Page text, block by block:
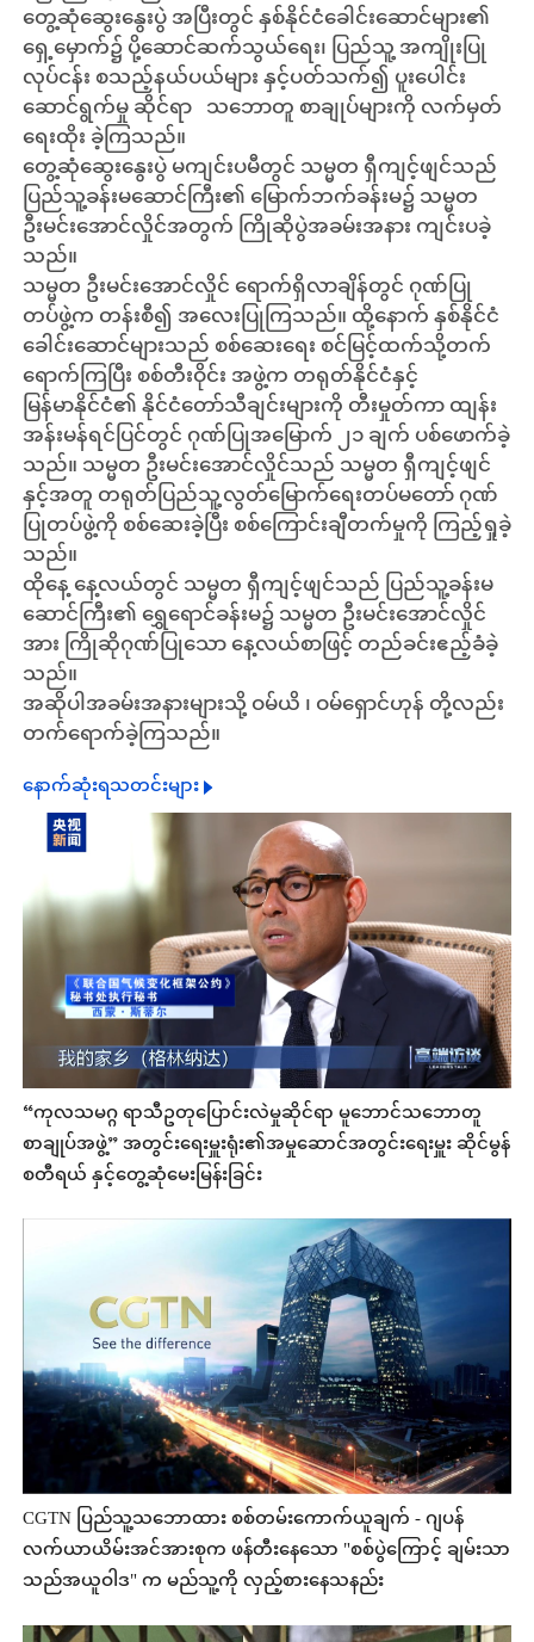
တွေ့ဆုံဆွေးနွေးပွဲ အပြီးတွင် နှစ်နိုင်ငံခေါင်းဆောင်များ၏
ရှေ့မှောက်၌ ပို့ဆောင်ဆက်သွယ်ရေး၊ ပြည်သူ့ အကျိုးပြု
လုပ်ငန်း စသည့်နယ်ပယ်များ နှင့်ပတ်သက်၍ ပူးပေါင်း
ဆောင်ရွက်မှု ဆိုင်ရာ သဘောတူ စာချုပ်များကို လက်မှတ်
ရေးထိုး ခဲ့ကြသည်။
တွေ့ဆုံဆွေးနွေးပွဲ မကျင်းပမီတွင် သမ္မတ ရှီကျင့်ဖျင်သည်
ပြည်သူ့ခန်းမဆောင်ကြီး၏ မြောက်ဘက်ခန်းမ၌ သမ္မတ
ဦးမင်းအောင်လှိုင်အတွက် ကြိုဆိုပွဲအခမ်းအနား ကျင်းပခဲ့
သည်။
သမ္မတ ဦးမင်းအောင်လှိုင် ရောက်ရှိလာချိန်တွင် ဂုဏ်ပြု
တပ်ဖွဲ့က တန်းစီ၍ အလေးပြုကြသည်။ ထို့နောက် နှစ်နိုင်ငံ
ခေါင်းဆောင်များသည် စစ်ဆေးရေး စင်မြင့်ထက်သို့တက်
ရောက်ကြပြီး စစ်တီးဝိုင်း အဖွဲ့က တရုတ်နိုင်ငံနှင့်
မြန်မာနိုင်ငံ၏ နိုင်ငံတော်သီချင်းများကို တီးမှုတ်ကာ ထျန်း
အန်းမန်ရင်ပြင်တွင် ဂုဏ်ပြုအမြောက် ၂၁ ချက် ပစ်ဖောက်ခဲ့
သည်။ သမ္မတ ဦးမင်းအောင်လှိုင်သည် သမ္မတ ရှီကျင့်ဖျင်
နှင့်အတူ တရုတ်ပြည်သူ့လွတ်မြောက်ရေးတပ်မတော် ဂုဏ်
ပြုတပ်ဖွဲ့ကို စစ်ဆေးခဲ့ပြီး စစ်ကြောင်းချီတက်မှုကို ကြည့်ရှုခဲ့
သည်။
ထိုနေ့ နေ့လယ်တွင် သမ္မတ ရှီကျင့်ဖျင်သည် ပြည်သူ့ခန်းမ
ဆောင်ကြီး၏ ရွှေရောင်ခန်းမ၌ သမ္မတ ဦးမင်းအောင်လှိုင်
အား ကြိုဆိုဂုဏ်ပြုသော နေ့လယ်စာဖြင့် တည်ခင်းဧည့်ခံခဲ့
သည်။
အဆိုပါအခမ်းအနားများသို့ ဝမ်ယိ ၊ ဝမ်ရှောင်ဟုန် တို့လည်း
တက်ရောက်ခဲ့ကြသည်။
နောက်ဆုံးရသတင်းများ
“ကုလသမဂ္ဂ ရာသီဥတုပြောင်းလဲမှုဆိုင်ရာ မူဘောင်သဘောတူ
စာချုပ်အဖွဲ့” အတွင်းရေးမှူးရုံး၏အမှုဆောင်အတွင်းရေးမှူး ဆိုင်မွန်
စတီရယ် နှင့်တွေ့ဆုံမေးမြန်းခြင်း
CGTN ပြည်သူ့သ‌ဘောထား စစ်တမ်းကောက်ယူချက် - ဂျပန်
လက်ယာယိမ်းအင်အားစုက ဖန်တီးနေသော "စစ်ပွဲကြောင့် ချမ်းသာ
သည်အယူဝါဒ" က မည်သူ့ကို လှည့်စားနေသနည်း